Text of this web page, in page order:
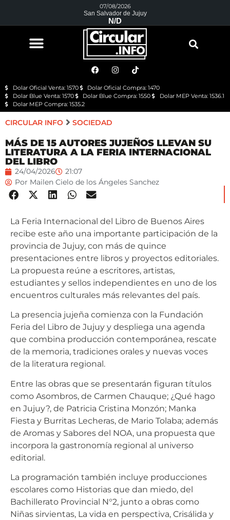
07/08/2026
San Salvador de Jujuy
N/D
Dolar Oficial Venta: 1570
Dolar Oficial Compra: 1470
Dolar Blue Venta: 1570
Dolar Blue Compra: 1550
Dolar MEP Venta: 1536.1
Dolar MEP Compra: 1535.2
CIRCULAR INFO SOCIEDAD
MÁS DE 15 AUTORES JUJEÑOS LLEVAN SU
LITERATURA A LA FERIA INTERNACIONAL
DEL LIBRO
24/04/2026
21:07
Por Mailen Cielo de los Ángeles Sanchez
La Feria Internacional del Libro de Buenos Aires
recibe este año una importante participación de la
provincia de Jujuy, con más de quince
presentaciones entre libros y proyectos editoriales.
La propuesta reúne a escritores, artistas,
estudiantes y sellos independientes en uno de los
encuentros culturales más relevantes del país.
La presencia jujeña comienza con la Fundación
Feria del Libro de Jujuy y despliega una agenda
que combina producción contemporánea, rescate
de la memoria, tradiciones orales y nuevas voces
de la literatura regional.
Entre las obras que se presentarán figuran títulos
como Asombros, de Carmen Chauque; ¿Qué hago
en Jujuy?, de Patricia Cristina Monzón; Manka
Fiesta y Burritas Lecheras, de Mario Tolaba; además
de Aromas y Sabores del NOA, una propuesta que
incorpora la gastronomía regional al universo
editorial.
La programación también incluye producciones
escolares como Historias que dan miedo, del
Bachillerato Provincial N°2, junto a obras como
Niñas sirvientas, La vida en perspectiva, Crisálida y